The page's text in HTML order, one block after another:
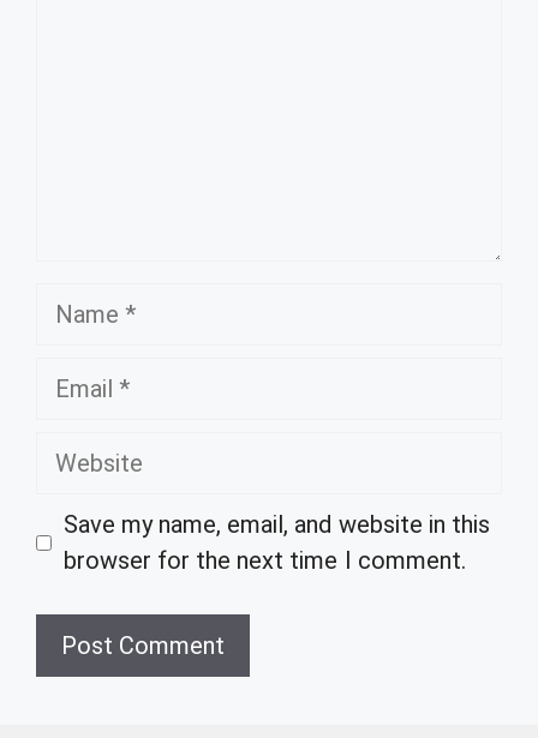
Name
Email
Website
Save my name, email, and website in this
browser for the next time I comment.